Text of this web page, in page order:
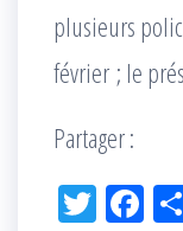
plusieurs
février ; le
Partager :
Tw Fac